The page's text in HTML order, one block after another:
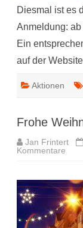
Diesmal ist es
Anmeldung:
Ein
auf der
Aktionen
Frohe
Jan Frintert
Kommentare